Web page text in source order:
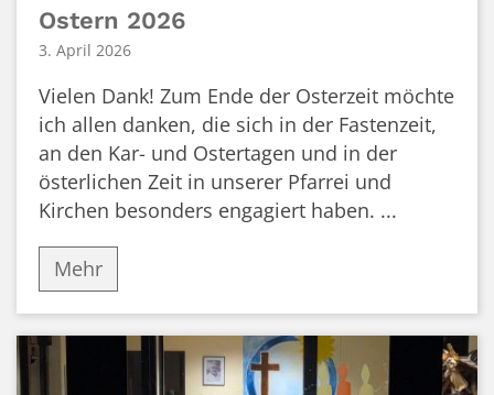
Ostern 2026
3. April 2026
Vielen Dank! Zum Ende der Osterzeit möchte
ich allen danken, die sich in der Fastenzeit,
an den Kar- und Ostertagen und in der
österlichen Zeit in unserer Pfarrei und
Kirchen besonders engagiert haben. ...
Mehr